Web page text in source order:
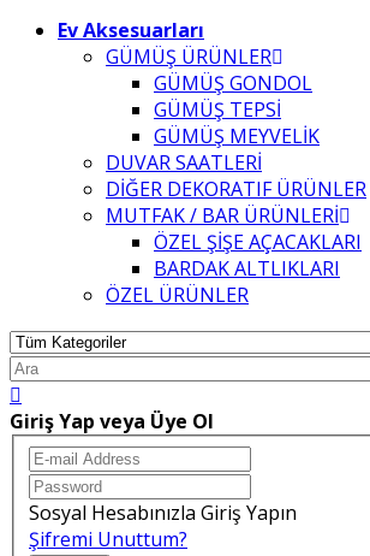
Ev Aksesuarları
GÜMÜŞ ÜRÜNLER
GÜMÜŞ GONDOL
GÜMÜŞ TEPSİ
GÜMÜŞ MEYVELİK
DUVAR SAATLERİ
DİĞER DEKORATIF ÜRÜNLER
MUTFAK / BAR ÜRÜNLERİ
ÖZEL ŞİŞE AÇACAKLARI
BARDAK ALTLIKLARI
ÖZEL ÜRÜNLER
Giriş Yap veya Üye Ol
Sosyal Hesabınızla Giriş Yapın
Şifremi Unuttum?